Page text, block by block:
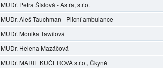
MUDr. Petra Šíslová - Astra, s.r.o.
MUDr. Aleš Tauchman - Plicní ambulance
MUDr. Monika Tawilová
MUDr. Helena Mazáčová
MUDr. MARIE KUČEROVÁ s.r.o., Čkyně